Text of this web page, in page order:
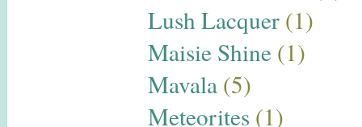
Lush Lacquer (1)
Maisie Shine (1)
Mavala (5)
Meteorites (1)